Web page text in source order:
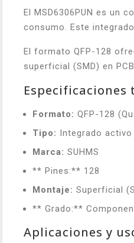
El MSD6306PUN es un
consumo. Este
El formato QFP-128
superficial (SMD) en
Especificaciones
Formato: QFP-128
Tipo: Integrado
Marca: SUHMS
** Pines:** 128
Montaje: Superficial
** Grado:**
Aplicaciones y